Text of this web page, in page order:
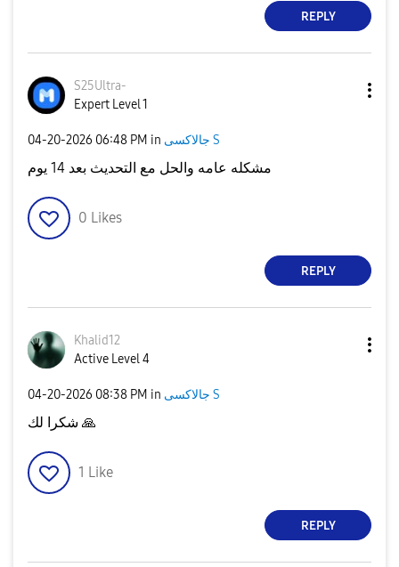
REPLY
S25Ultra-
Expert Level 1
‎04-20-2026 06:48 PM in جالاكسى S
مشكله عامه والحل مع التحديث بعد 14 يوم
0 Likes
REPLY
Khalid12
Active Level 4
‎04-20-2026 08:38 PM in جالاكسى S
🙏
1 Like
REPLY